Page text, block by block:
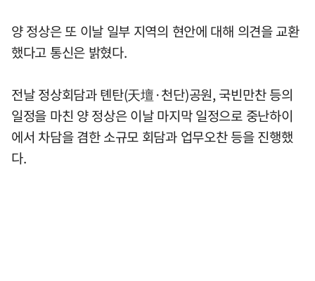
양 정상은 또 이날 일부 지역의 현안에 대해 의견을 교환
했다고 통신은 밝혔다.
전날 정상회담과 톈탄(天壇·천단)공원, 국빈만찬 등의
일정을 마친 양 정상은 이날 마지막 일정으로 중난하이
에서 차담을 겸한 소규모 회담과 업무오찬 등을 진행했
다.